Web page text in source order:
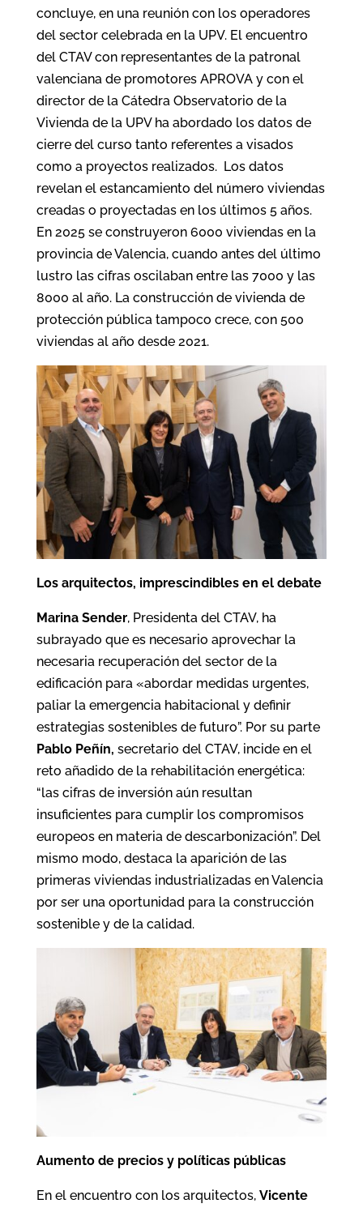
concluye, en una reunión con los operadores
del sector celebrada en la UPV. El encuentro
del CTAV con representantes de la patronal
valenciana de promotores APROVA y con el
director de la Cátedra Observatorio de la
Vivienda de la UPV ha abordado los datos de
cierre del curso tanto referentes a visados
como a proyectos realizados. Los datos
revelan el estancamiento del número viviendas
creadas o proyectadas en los últimos 5 años.
En 2025 se construyeron 6000 viviendas en la
provincia de Valencia, cuando antes del último
lustro las cifras oscilaban entre las 7000 y las
8000 al año. La construcción de vivienda de
protección pública tampoco crece, con 500
viviendas al año desde 2021.
Los arquitectos, imprescindibles en el debate
Marina Sender, Presidenta del CTAV, ha
subrayado que es necesario aprovechar la
necesaria recuperación del sector de la
edificación para «abordar medidas urgentes,
paliar la emergencia habitacional y definir
estrategias sostenibles de futuro”. Por su parte
Pablo Peñín, secretario del CTAV, incide en el
reto añadido de la rehabilitación energética:
“las cifras de inversión aún resultan
insuficientes para cumplir los compromisos
europeos en materia de descarbonización”. Del
mismo modo, destaca la aparición de las
primeras viviendas industrializadas en Valencia
por ser una oportunidad para la construcción
sostenible y de la calidad.
Aumento de precios y políticas públicas
En el encuentro con los arquitectos, Vicente